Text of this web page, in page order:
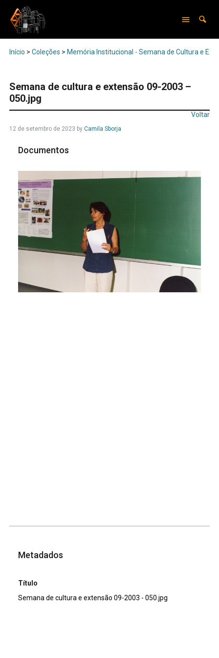
Início > Coleções > Memória Institucional - Semana de Cultura e
Semana de cultura e extensão 09-2003 –
050.jpg
Voltar
12 de setembro de 2023 by Camila Sborja
Documentos
Metadados
Título
Semana de cultura e extensão 09-2003 - 050.jpg